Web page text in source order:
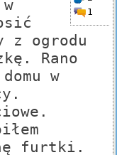
1
z ogrodu
Rano
w
furtki.